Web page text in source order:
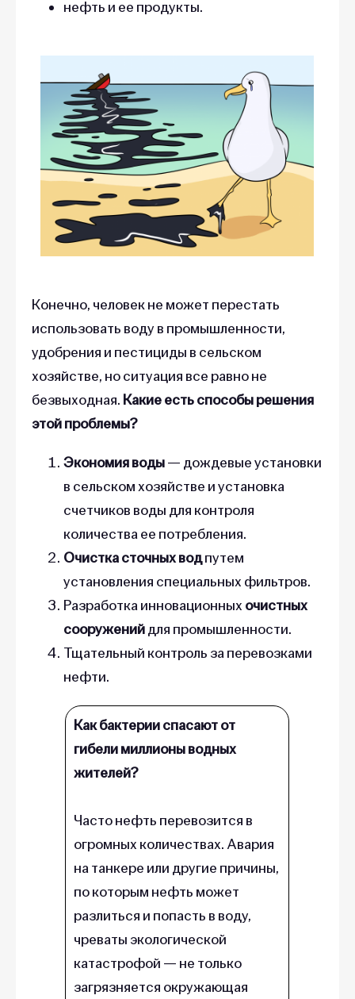
нефть и ее продукты.
Конечно, человек не может перестать
использовать воду в промышленности,
удобрения и пестициды в сельском
хозяйстве, но ситуация все равно не
безвыходная. Какие есть способы решения
этой проблемы?
Экономия воды— дождевые установки
в сельском хозяйстве и установка
счетчиков воды для контроля
количества ее потребления.
Очистка сточных водпутем
установления специальных фильтров.
Разработка инновационных очистных
сооруженийдля промышленности.
Тщательный контроль за перевозками
нефти.
Как бактерии спасают от
гибели миллионы водных
жителей?
Часто нефть перевозится в
огромных количествах. Авария
на танкере или другие причины,
по которым нефть может
разлиться и попасть в воду,
чреваты экологической
катастрофой — не только
загрязняется окружающая